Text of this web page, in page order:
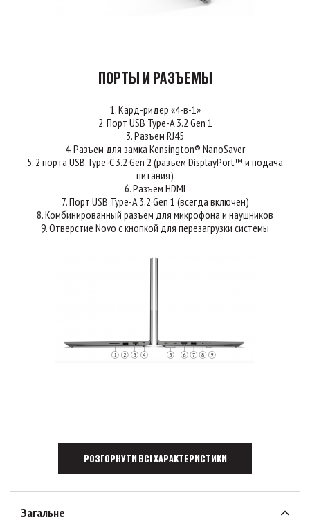
ПОРТЫ И РАЗЪЕМЫ
1. Кард-ридер «4-в-1»
2. Порт USB Type-A 3.2 Gen 1
3. Разъем RJ45
4. Разъем для замка Kensington® NanoSaver
5. 2 порта USB Type-C 3.2 Gen 2 (разъем DisplayPort™ и подача
питания)
6. Разъем HDMI
7. Порт USB Type-A 3.2 Gen 1 (всегда включен)
8. Комбинированный разъем для микрофона и наушников
9. Отверстие Novo с кнопкой для перезагрузки системы
РОЗГОРНУТИ ВСІ ХАРАКТЕРИСТИКИ
Загальне